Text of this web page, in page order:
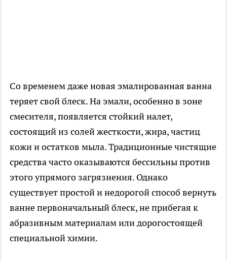
Со временем даже новая эмалированная ванна
теряет свой блеск. На эмали, особенно в зоне
смесителя, появляется стойкий налет,
состоящий из солей жесткости, жира, частиц
кожи и остатков мыла. Традиционные чистящие
средства часто оказываются бессильны против
этого упрямого загрязнения. Однако
существует простой и недорогой способ вернуть
ванне первоначальный блеск, не прибегая к
абразивным материалам или дорогостоящей
специальной химии.